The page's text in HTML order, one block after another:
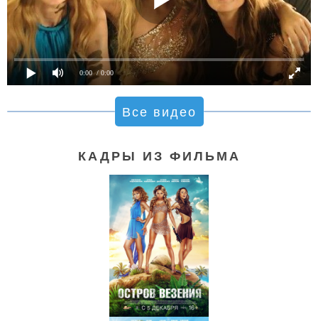
0:00 / 0:00
Все видео
КАДРЫ ИЗ ФИЛЬМА